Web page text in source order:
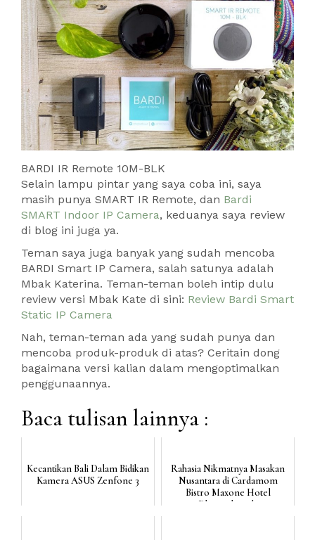
BARDI IR Remote 10M-BLK
Selain lampu pintar yang saya coba ini, saya
masih punya SMART IR Remote, dan Bardi
SMART Indoor IP Camera, keduanya saya review
di blog ini juga ya.
Teman saya juga banyak yang sudah mencoba
BARDI Smart IP Camera, salah satunya adalah
Mbak Katerina. Teman-teman boleh intip dulu
review versi Mbak Kate di sini: Review Bardi Smart
Static IP Camera
Nah, teman-teman ada yang sudah punya dan
mencoba produk-produk di atas? Ceritain dong
bagaimana versi kalian dalam mengoptimalkan
penggunaannya.
Baca tulisan lainnya :
Kecantikan Bali Dalam Bidikan
Kamera ASUS Zenfone 3
Rahasia Nikmatnya Masakan
Nusantara di Cardamom
Bistro Maxone Hotel
Dharmahusada